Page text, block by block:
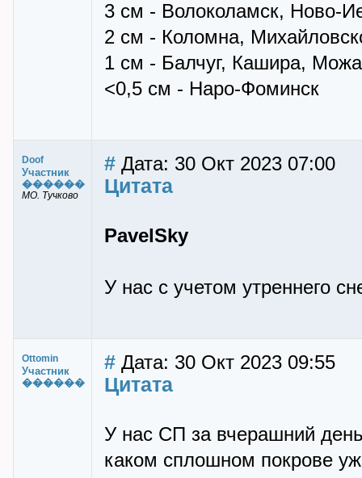
3 см - Волоколамск, Ново-
2 см - Коломна,
1 см - Балчуг, Кашира,
<0,5 см - Наро-Фоминск
Doof
Участник
������
МО. Тучково
# Дата: 30 Окт 2023 07:00
Цитата
PavelSky
У нас с учетом утреннего
Ottomin
Участник
������
# Дата: 30 Окт 2023 09:55
Цитата
У нас СП за вчерашний
каком сплошном покрове